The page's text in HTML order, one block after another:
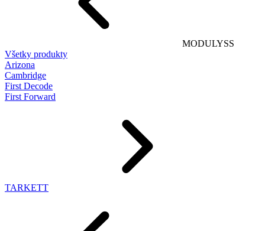
MODULYSS
Všetky produkty
Arizona
Cambridge
First Decode
First Forward
TARKETT